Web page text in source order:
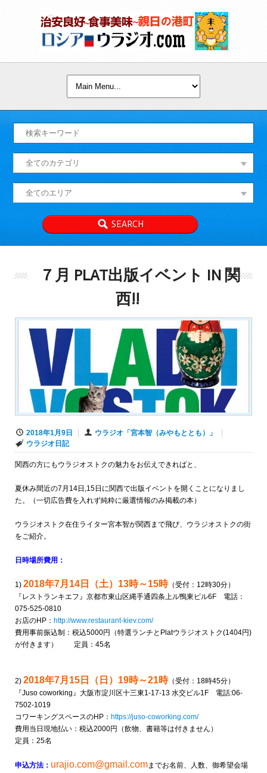
７月 PLAT出版イベント IN 関
西!!
2018年1月9日
ウラジオ「宮本智（みやもととも）」
ウラジオ日記
関西の方にもウラジオストクの魅力をお伝えできればと、
夏休み間近の7月14日,15日に関西で出版イベントを開くことになりまし
た。（一切広告費を入れず純粋に厳選情報のみ掲載の本）
ウラジオストク在住ライター宮本智が関西まで飛び、ウラジオストクの街
をご紹介。
日時場所費用：
1) 2018年7月14日（土）13時～15時（受付：12時30分）
『レストランキエフ』 京都市東山区縄手通四条上ル鴨東ビル6F 電話：
075-525-0810
お店のHP： http://www.restaurant-kiev.com/
費用事前振込制：税込5000円（特選ランチとPlatウラジオストク(1404円)
が付きます） 定員：45名
2) 2018年7月15日（日）19時～21時（受付：18時45分）
『Juso coworking』大阪市淀川区十三東1-17-13 水交ビル1F 電話:06-
7502-1019
コワーキングスペースのHP： https://juso-coworking.com/
費用当日現地払い：税込2000円（飲物、書籍等は付きません）
定員：25名
申込方法： urajio.com@gmail.comまでお名前、人数、御希望会場